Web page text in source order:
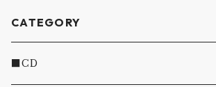
CATEGORY
■CD